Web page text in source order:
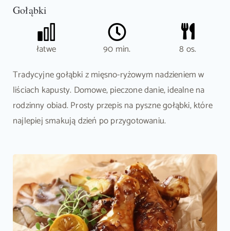
Gołąbki
łatwe 90 min.
8 os.
Tradycyjne gołąbki z mięsno-ryżowym nadzieniem w
liściach kapusty. Domowe, pieczone danie, idealne na
rodzinny obiad. Prosty przepis na pyszne gołąbki, które
najlepiej smakują dzień po przygotowaniu.